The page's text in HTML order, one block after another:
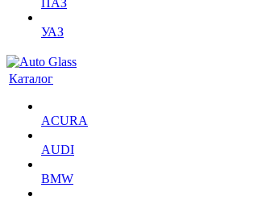
ПАЗ
УАЗ
Каталог
ACURA
AUDI
BMW